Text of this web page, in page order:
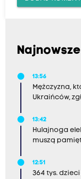
Najnowsze
13:56
Mężczyzna,
Ukraińców,
13:42
Hulajnoga
muszą
12:51
364 tys.